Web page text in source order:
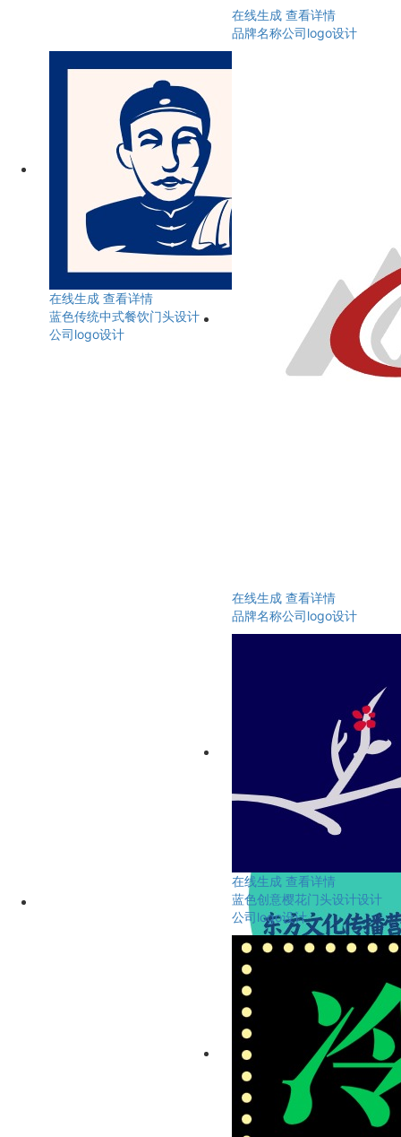
在线生成 查看详情
品牌名称公司logo设计
在线生成 查看详情
蓝色传统中式餐饮门头设计
公司logo设计
在线生成 查看详情
品牌名称公司logo设计
在线生成 查看详情
蓝色创意樱花门头设计设计
公司logo设计